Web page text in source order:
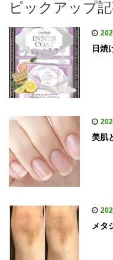
ピックアップ
日焼
美肌
メタ